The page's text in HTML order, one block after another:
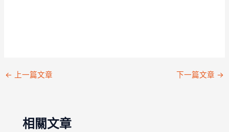
← 上一篇文章 下一篇文章 →
相關文章